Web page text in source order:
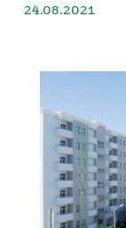
24.08.2021